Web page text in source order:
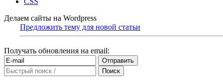
Делаем сайты на Wordpress
Предложить тему для новой статьи
Получать обновления на email: